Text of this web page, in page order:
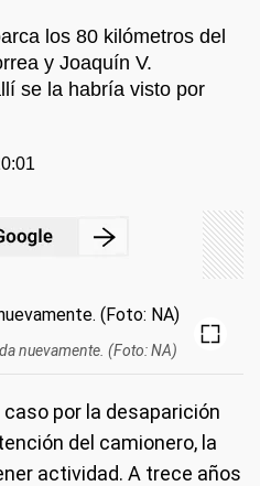
los 80 kilómetros del
y Joaquín V.
se la habría visto por
nuevamente. (Foto: NA)
por la desaparición
del camionero, la
actividad. A trece años